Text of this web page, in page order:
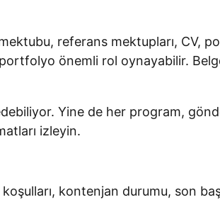
referans mektupları, CV,
portfolyo önemli rol oynayabilir.
Yine de her program,
izleyin.
kontenjan durumu, son